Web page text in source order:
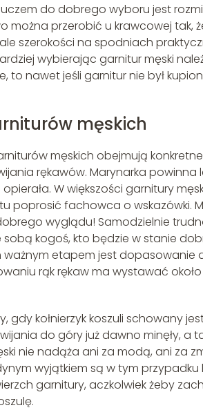
do dobrego wyboru jest
można przerobić u krawcowej tak,
szerokości na spodniach
wybierając garnitur męski
nawet jeśli garnitur nie był
męskich
męskich obejmują
rękawów. Marynarka
W większości garnitury
poprosić fachowca o wskazówki.
wyglądu! Samodzielnie
kogoś, kto będzie w stanie
ważnym etapem jest dopasowanie
rąk rękaw ma wystawać
kołnierzyk koszuli schowany
do góry już dawno minęły, a
nie nadąża ani za modą, ani za
wyjątkiem są w tym przypadku
garnitury, aczkolwiek żeby